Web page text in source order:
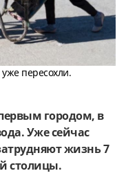
пересохли.
городом, в
Уже сейчас
жизнь 7
столицы.